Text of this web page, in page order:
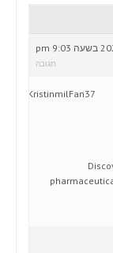
תגובה
KristinmilFan37